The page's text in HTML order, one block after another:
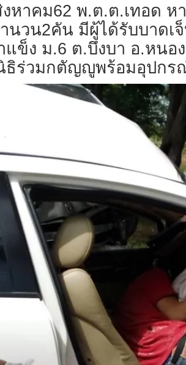
งหาคม62 พ.ต.ต.เทอด
วน2คัน มีผู้ได้รับบาดเ
ข็ง ม.6 ต.บึงบา อ.หนอ
ธิร่วมกตัญญูพร้อมอุปกร